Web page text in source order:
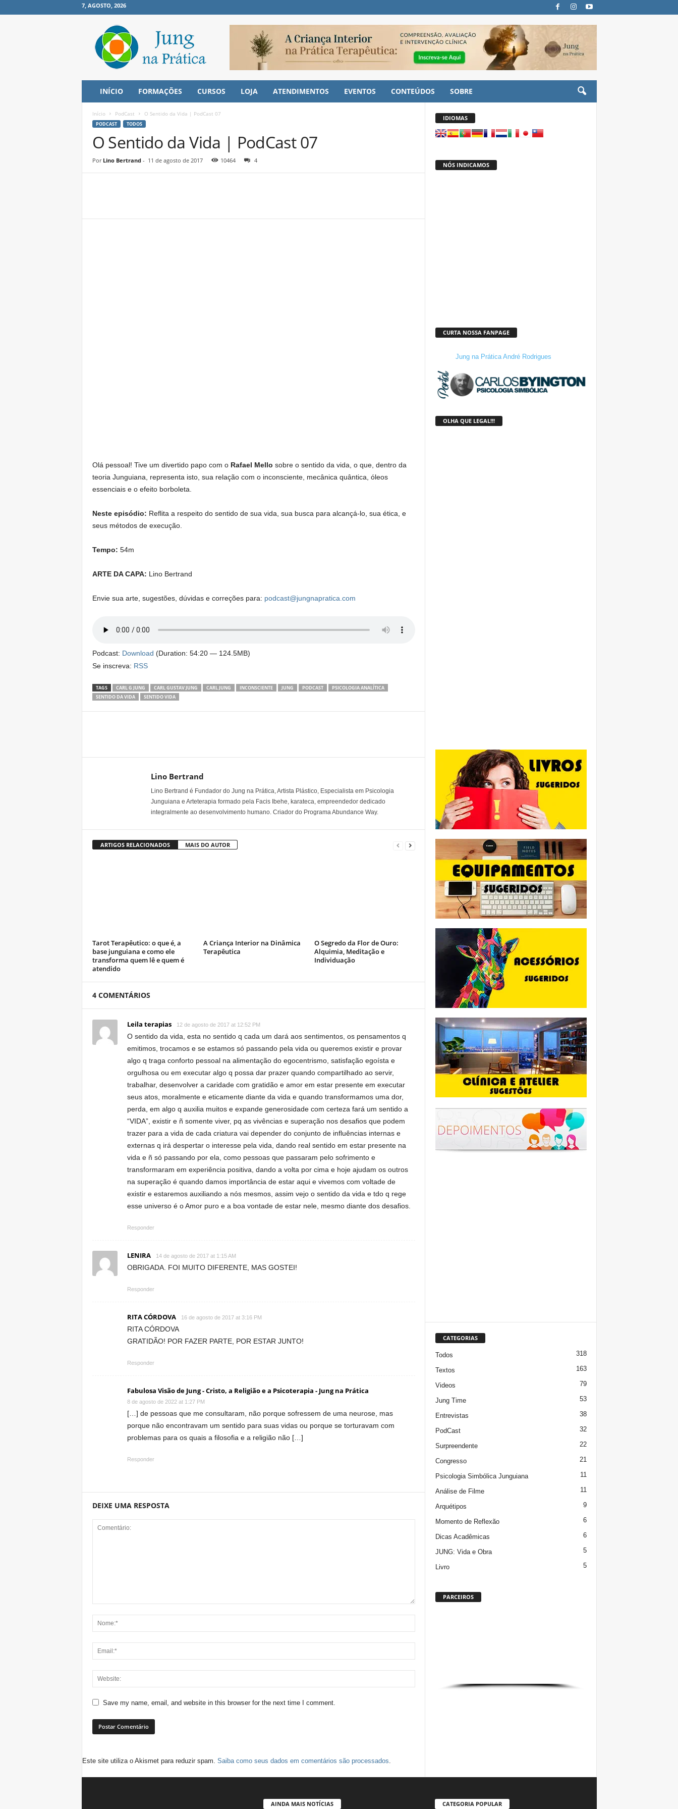
7, AGOSTO, 2026
INÍCIO FORMAÇÕES CURSOS LOJA ATENDIMENTOS EVENTOS CONTEÚDOS SOBRE
Início PodCast O Sentido da Vida | PodCast 07
PODCAST TODOS
O Sentido da Vida | PodCast 07
Por Lino Bertrand- 11 de agosto de 2017 10464 4
Olá pessoal! Tive um divertido papo com o Rafael Mello sobre o sentido da vida, o que, dentro da
teoria Junguiana, representa isto, sua relação com o inconsciente, mecânica quântica, óleos
essenciais e o efeito borboleta.
Neste episódio: Reflita a respeito do sentido de sua vida, sua busca para alcançá-lo, sua ética, e
seus métodos de execução.
Tempo: 54m
ARTE DA CAPA: Lino Bertrand
Envie sua arte, sugestões, dúvidas e correções para: podcast@jungnapratica.com
Podcast: Download (Duration: 54:20 — 124.5MB)
Se inscreva: RSS
TAGS CARL G JUNG CARL GUSTAV JUNG CARL JUNG INCONSCIENTE JUNG PODCAST
PSICOLOGIA ANALÍTICA
SENTIDO DA VIDA
SENTIDO VIDA
Lino Bertrand
Lino Bertrand é Fundador do Jung na Prática, Artista Plástico, Especialista em Psicologia
Junguiana e Arteterapia formado pela Facis Ibehe, karateca, empreendedor dedicado
integralmente ao desenvolvimento humano. Criador do Programa Abundance Way.
ARTIGOS RELACIONADOS MAIS DO AUTOR
Tarot Terapêutico: o que é, a
base junguiana e como ele
transforma quem lê e quem é
atendido
A Criança Interior na Dinâmica
Terapêutica
O Segredo da Flor de Ouro:
Alquimia, Meditação e
Individuação
4 COMENTÁRIOS
Leila terapias 12 de agosto de 2017 at 12:52 PM
O sentido da vida, esta no sentido q cada um dará aos sentimentos, os pensamentos q
emitimos, trocamos e se estamos só passando pela vida ou queremos existir e provar
algo q traga conforto pessoal na alimentação do egocentrismo, satisfação egoísta e
orgulhosa ou em executar algo q possa dar prazer quando compartilhado ao servir,
trabalhar, desenvolver a caridade com gratidão e amor em estar presente em executar
seus atos, moralmente e eticamente diante da vida e quando transformamos uma dor,
perda, em algo q auxilia muitos e expande generosidade com certeza fará um sentido a
“VIDA”, existir e ñ somente viver, pq as vivências e superação nos desafios que podem
trazer para a vida de cada criatura vai depender do conjunto de influências internas e
externas q irá despertar o interesse pela vida, dando real sentido em estar presente na
vida e ñ só passando por ela, como pessoas que passaram pelo sofrimento e
transformaram em experiência positiva, dando a volta por cima e hoje ajudam os outros
na superação é quando damos importância de estar aqui e vivemos com voltade de
existir e estaremos auxiliando a nós mesmos, assim vejo o sentido da vida e tdo q rege
esse universo é o Amor puro e a boa vontade de estar nele, mesmo diante dos desafios.
Responder
LENIRA 14 de agosto de 2017 at 1:15 AM
OBRIGADA. FOI MUITO DIFERENTE, MAS GOSTEI!
Responder
RITA CÓRDOVA 16 de agosto de 2017 at 3:16 PM
RITA CÓRDOVA
GRATIDÃO! POR FAZER PARTE, POR ESTAR JUNTO!
Responder
Fabulosa Visão de Jung - Cristo, a Religião e a Psicoterapia - Jung na Prática
8 de agosto de 2022 at 1:27 PM
[…] de pessoas que me consultaram, não porque sofressem de uma neurose, mas
porque não encontravam um sentido para suas vidas ou porque se torturavam com
problemas para os quais a filosofia e a religião não […]
Responder
DEIXE UMA RESPOSTA
Save my name, email, and website in this browser for the next time I comment.
Este site utiliza o Akismet para reduzir spam. Saiba como seus dados em comentários são processados.
IDIOMAS
NÓS INDICAMOS
CURTA NOSSA FANPAGE
Jung na Prática André Rodrigues
OLHA QUE LEGAL!!!
CATEGORIAS
Todos 318
Textos 163
Videos 79
Jung Time 53
Entrevistas 38
PodCast 32
Surpreendente 22
Congresso 21
Psicologia Simbólica Junguiana 11
Análise de Filme 11
Arquétipos 9
Momento de Reflexão 6
Dicas Acadêmicas 6
JUNG: Vida e Obra 5
Livro 5
PARCEIROS
AINDA MAIS NOTÍCIAS CATEGORIA POPULAR